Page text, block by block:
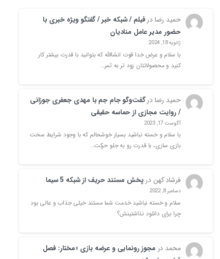
حمید رضادرفیلم / شبکه خبر / گفتگو ویژه خبری با
حضور مدیر عامل منادیان
ژانویه 18, 2024
با سلام و عرض خدا قوت انشاالله که بتوانید با قدرت بیشتر کار
کنید و محصولاتتان زود تر به ثمر…
حمید رضادرگفت‌وگو جام جم با مهدی جعفری جوزانی
/ روایت‌ مجازی از حماسه‌ حقیقی
آگوست 17, 2023
با سلام و خسته نباشید بسیار خوشحالم که با وجود شرایط سخت
بازی سازی، با قدرت رو به جلو حرکت…
فرشاد کهن در پخش مستند حریف از شبکه 5 سیما
دسامبر 8, 2022
سلام و خسته نباشید خدمت شما مستند خیلی جذاب و عالی بود
چرا برای دانلود نذاشتینش؟
محمد در مجوز رونمایی و عرضه بازی «مختار: فصل